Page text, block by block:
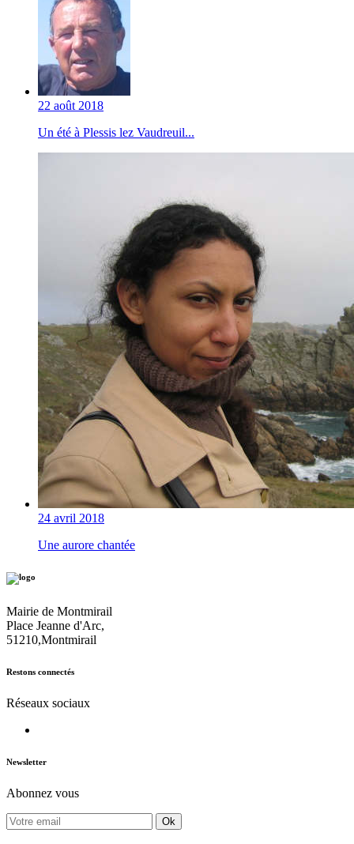
22 août 2018
Un été à Plessis lez Vaudreuil...
24 avril 2018
Une aurore chantée
Mairie de Montmirail
Place Jeanne d'Arc,
51210,Montmirail
Restons connectés
Réseaux sociaux
Newsletter
Abonnez vous
Ok